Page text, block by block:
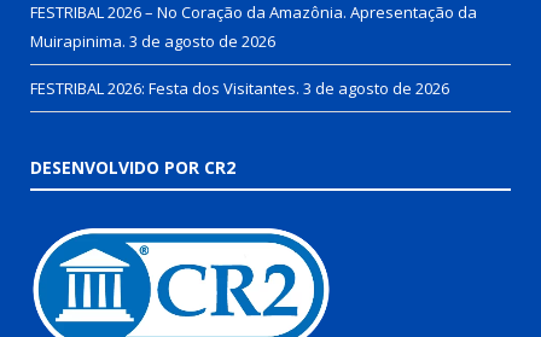
FESTRIBAL 2026 – No Coração da Amazônia. Apresentação da
Muirapinima. 3 de agosto de 2026
FESTRIBAL 2026: Festa dos Visitantes. 3 de agosto de 2026
DESENVOLVIDO POR CR2